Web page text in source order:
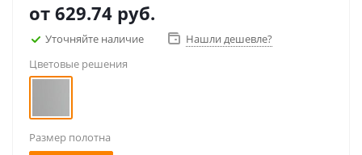
от 629.74 руб.
Уточняйте наличие
Нашли дешевле?
Цветовые решения
Размер полотна